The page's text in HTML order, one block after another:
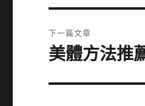
篇
文
章:
下一篇文章
下
篇
美體方法推